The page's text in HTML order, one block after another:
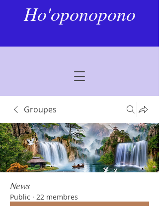
Ho'oponopono
Groupes
News
Public · 22 membres